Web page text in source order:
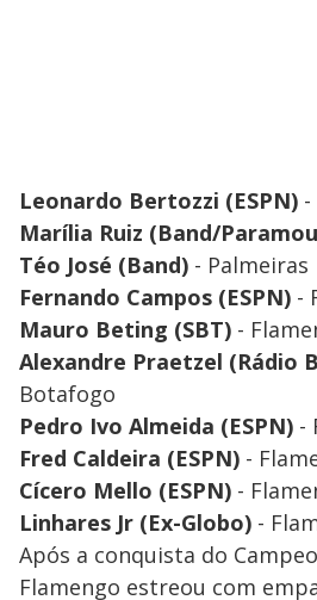
Leonardo Bertozzi (ESPN)
Marília Ruiz (Band/
Téo José (Band) - Palmeiras
Fernando Campos (ESPN) -
Mauro Beting (SBT) -
Alexandre Praetzel (Rádio
Botafogo
Pedro Ivo Almeida (ESPN) -
Fred Caldeira (ESPN) -
Cícero Mello (ESPN) -
Linhares Jr (Ex-Globo) -
Após a conquista do
Flamengo estreou com